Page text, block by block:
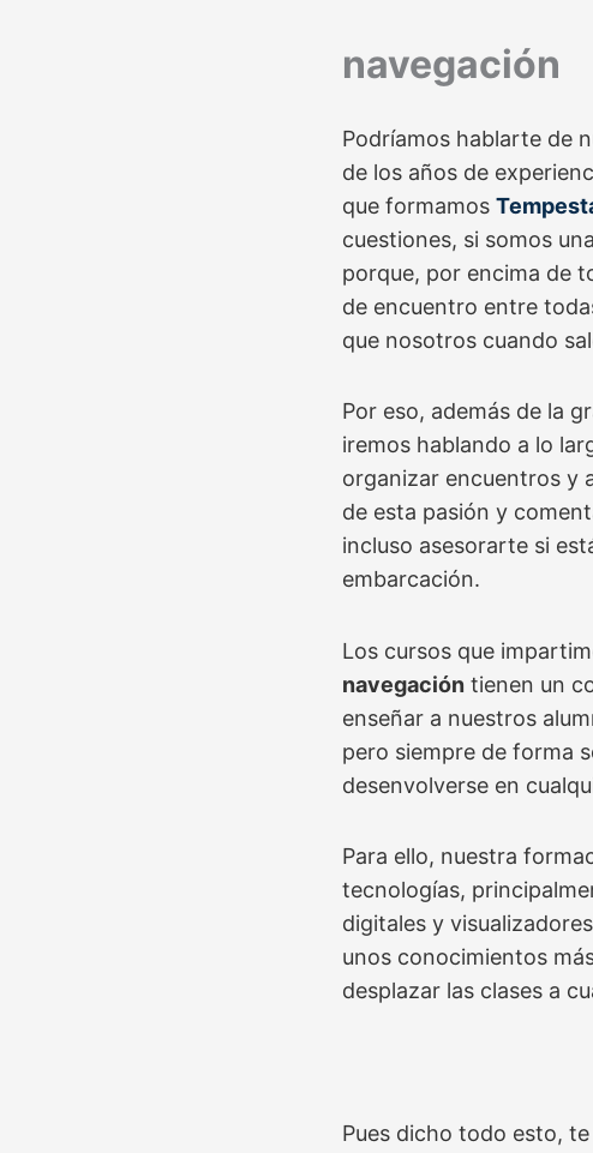
navegación
Podríamos hablarte de
de los años de
que formamos
cuestiones, si somos
porque, por encima de
de encuentro entre
que nosotros cuando
Por eso, además de la
iremos hablando a lo
organizar encuentros y
de esta pasión y
incluso asesorarte si
embarcación.
Los cursos que
navegación tienen un
enseñar a nuestros
pero siempre de forma
desenvolverse en
Para ello, nuestra
tecnologías,
digitales y
unos conocimientos
desplazar las clases a
Pues dicho todo esto,